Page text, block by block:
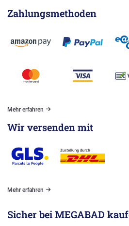
Zahlungsmethoden
Mehr erfahren
Wir versenden mit
Mehr erfahren
Sicher bei MEGABAD